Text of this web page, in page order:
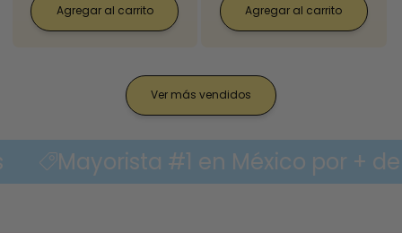
Agregar al carrito Agregar al carrito
Ver más vendidos
#1 en México por + de 7 años